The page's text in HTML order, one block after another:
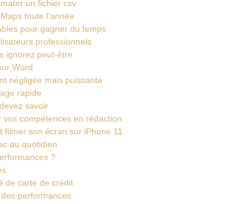
un fichier csv
toute l’année
pour gagner du temps
professionnels
ignorez peut-être
Word
négligée mais puissante
rapide
savoir
compétences en rédaction
son écran sur iPhone 11
au quotidien
?
de carte de crédit
performances